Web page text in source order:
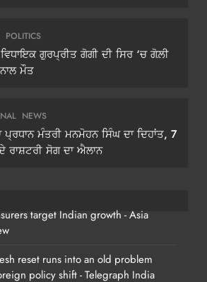
POLITICS
ਗੁਰਪ੍ਰੀਤ ਗੋਗੀ ਦੀ ਸਿਰ ‘ਚ ਗੋਲ਼ੀ
ਮੌਤ
NEWS
ਪ੍ਰਧਾਨ ਮੰਤਰੀ ਮਨਮੋਹਨ ਸਿੰਘ ਦਾ ਦਿਹਾਂਤ, 7
ਰਾਸ਼ਟਰੀ ਸੋਗ ਦਾ ਐਲਾਨ
target Indian growth - Asia
reset runs into an old problem
policy shift - Telegraph India